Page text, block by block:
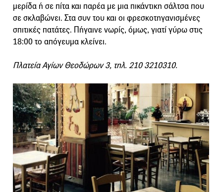
μερίδα ή σε πίτα και παρέα με μια πικάντικη σάλτσα που
σε σκλαβώνει. Στα συν του και οι φρεσκοτηγανισμένες
σπιτικές πατάτες. Πήγαινε νωρίς, όμως, γιατί γύρω στις
18:00 το απόγευμα κλείνει.
Πλατεία Αγίων Θεοδώρων 3, τηλ. 210 3210310.